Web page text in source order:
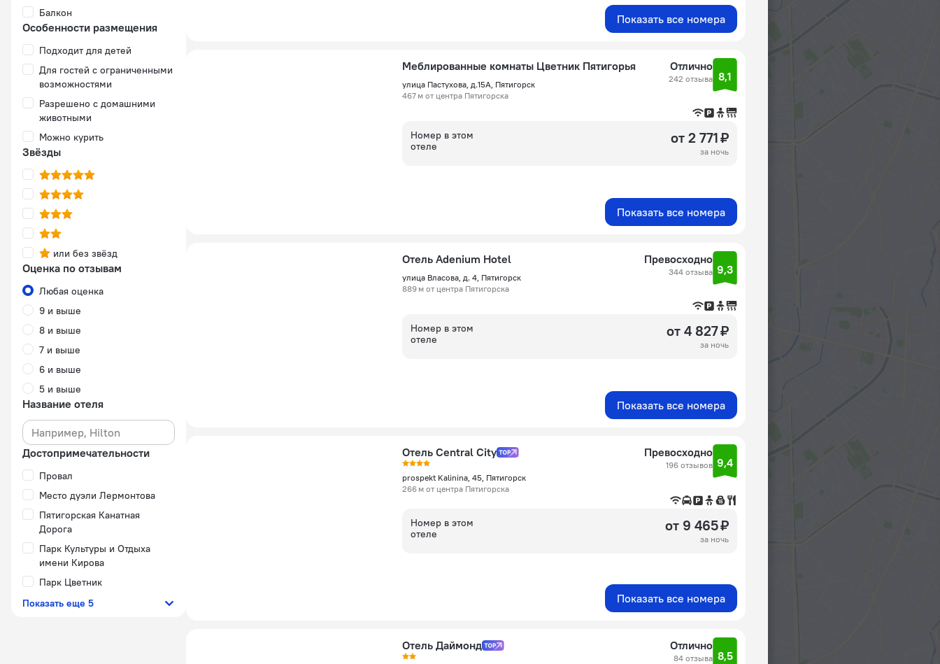
Балкон
Особенности размещения
Подходит для детей
Для гостей с ограниченными
возможностями
Разрешено с домашними
животными
Можно курить
Звёзды
или без звёзд
Оценка по отзывам
Любая оценка
9 и выше
8 и выше
7 и выше
6 и выше
5 и выше
Название отеля
Достопримечательности
Провал
Место дуэли Лермонтова
Пятигорская Канатная
Дорога
Парк Культуры и Отдыха
имени Кирова
Парк Цветник
Показать еще 5
Показать все номера
Меблированные комнаты Цветник Пятигорья
улица Пастухова, д.15А, Пятигорск
467 м от центра Пятигорска
Отлично
242 отзыва 8,1
Номер в этом
отеле
от 2 771 ₽
за ночь
Показать все номера
Отель Adenium Hotel
улица Власова, д. 4, Пятигорск
889 м от центра Пятигорска
Превосходно
344 отзыва 9,3
Номер в этом
отеле
от 4 827 ₽
за ночь
Показать все номера
Отель Central City
prospekt Kalinina, 45, Пятигорск
266 м от центра Пятигорска
Превосходно
196 отзывов 9,4
Номер в этом
отеле
от 9 465 ₽
за ночь
Показать все номера
Отель Даймонд Отлично
84 отзыва 8,5